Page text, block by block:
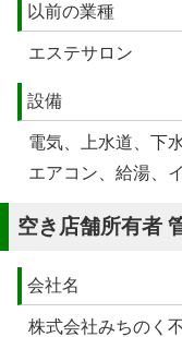
以前の業種
エステサロン
設備
電気、上水道、下
エアコン、給湯、
空き店舗所有者
会社名
株式会社みちのく